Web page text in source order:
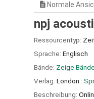
Normale
npj
Ressourcentyp:
Sprache: Englisch
Bände: Zeige Bände
Verlag: London :
Beschreibung: